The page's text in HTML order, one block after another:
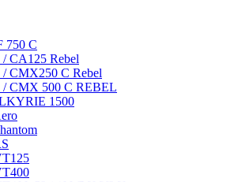
750 C
/ CA125 Rebel
/ CMX250 C Rebel
/ CMX 500 C REBEL
1500